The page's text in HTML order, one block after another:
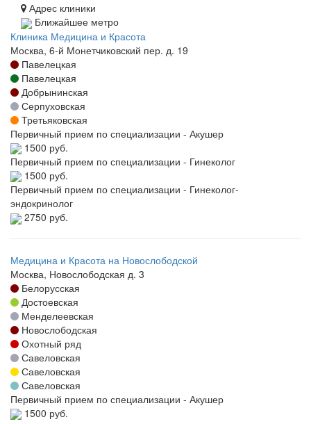
Адрес клиники
Ближайшее метро
Клиника Медицина и Красота
Москва, 6-й Монетчиковский пер. д. 19
Павелецкая
Павелецкая
Добрынинская
Серпуховская
Третьяковская
Первичный прием по специализации - Акушер
1500 руб.
Первичный прием по специализации - Гинеколог
1500 руб.
Первичный прием по специализации - Гинеколог-
эндокринолог
2750 руб.
Медицина и Красота на Новослободской
Москва, Новослободская д. 3
Белорусская
Достоевская
Менделеевская
Новослободская
Охотный ряд
Савеловская
Савеловская
Савеловская
Первичный прием по специализации - Акушер
1500 руб.